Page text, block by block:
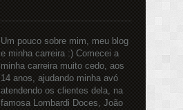
Um pouco sobre mim, meu blog
e minha carreira :) Comecei a
minha carreira muito cedo, aos
14 anos, ajudando minha avó
atendendo os clientes dela, na
famosa Lombardi Doces, João